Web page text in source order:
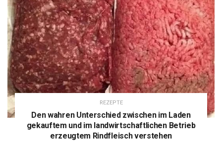
REZEPTE
Den wahren Unterschied zwischen im Laden
gekauftem und im landwirtschaftlichen Betrieb
erzeugtem Rindfleisch verstehen